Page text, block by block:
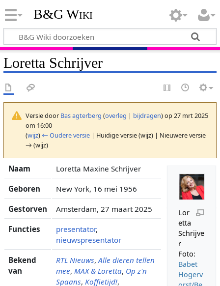
B&G Wiki
Loretta Schrijver
Versie door Bas agterberg (overleg | bijdragen)op 27 mrt 2025
om 16:00
(wijz) ← Oudere versie| Huidige versie (wijz) | Nieuwere versie
→ (wijz)
Lor
etta
Schrijve
r
Foto:
Babet
Hogerv
Naam Loretta Maxine Schrijver
Geboren New York, 16 mei 1956
Gestorven Amsterdam, 27 maart 2025
Functies presentator,
nieuwspresentator
Bekend
van
RTL Nieuws, Alle dieren tellen
mee, MAX & Loretta, Op z'n
Spaans, Koffietijd!,